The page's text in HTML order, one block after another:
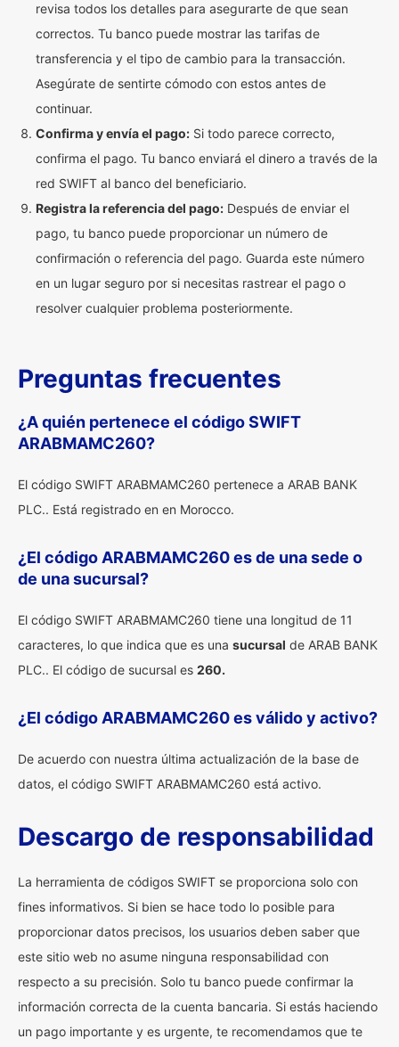
revisa todos los detalles para asegurarte de que sean
correctos. Tu banco puede mostrar las tarifas de
transferencia y el tipo de cambio para la transacción.
Asegúrate de sentirte cómodo con estos antes de
continuar.
Confirma y envía el pago: Si todo parece correcto,
confirma el pago. Tu banco enviará el dinero a través de la
red SWIFT al banco del beneficiario.
Registra la referencia del pago: Después de enviar el
pago, tu banco puede proporcionar un número de
confirmación o referencia del pago. Guarda este número
en un lugar seguro por si necesitas rastrear el pago o
resolver cualquier problema posteriormente.
Preguntas frecuentes
¿A quién pertenece el código SWIFT
ARABMAMC260?
El código SWIFT ARABMAMC260 pertenece a ARAB BANK
PLC.. Está registrado en en Morocco.
¿El código ARABMAMC260 es de una sede o
de una sucursal?
El código SWIFT ARABMAMC260 tiene una longitud de 11
caracteres, lo que indica que es una sucursal de ARAB BANK
PLC.. El código de sucursal es 260.
¿El código ARABMAMC260 es válido y activo?
De acuerdo con nuestra última actualización de la base de
datos, el código SWIFT ARABMAMC260 está activo.
Descargo de responsabilidad
La herramienta de códigos SWIFT se proporciona solo con
fines informativos. Si bien se hace todo lo posible para
proporcionar datos precisos, los usuarios deben saber que
este sitio web no asume ninguna responsabilidad con
respecto a su precisión. Solo tu banco puede confirmar la
información correcta de la cuenta bancaria. Si estás haciendo
un pago importante y es urgente, te recomendamos que te